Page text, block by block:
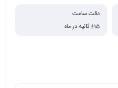
دقت ساعت
±15 ثانیه در ماه